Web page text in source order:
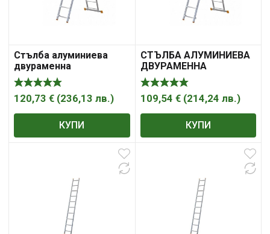
Стълба алуминиева
двураменна
комбинирана (2X9) STS
B10B2250
120,73 € (236,13 лв.)
КУПИ
СТЪЛБА АЛУМИНИЕВА
ДВУРАМЕННА
КОМБИНИРАНА STS
B10B2230 2X8
109,54 € (214,24 лв.)
КУПИ